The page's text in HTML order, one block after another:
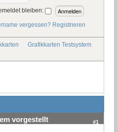
bleiben:
vergessen? Registrieren
Grafikkarten Testsystem
vorgestellt #1